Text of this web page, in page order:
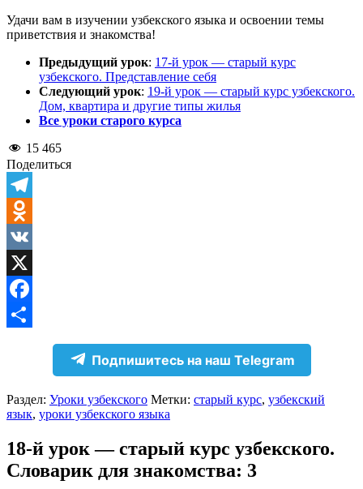
Удачи вам в изучении узбекского языка и освоении темы
приветствия и знакомства!
Предыдущий урок: 17-й урок — старый курс
узбекского. Представление себя
Следующий урок: 19-й урок — старый курс узбекского.
Дом, квартира и другие типы жилья
Все уроки старого курса
15 465
Поделиться
Telegram
Odnoklassniki
VK
X
Facebook
Подпишитесь на наш Telegram
Раздел: Уроки узбекского Метки: старый курс, узбекский
язык, уроки узбекского языка
18-й урок — старый курс узбекского.
Словарик для знакомства: 3